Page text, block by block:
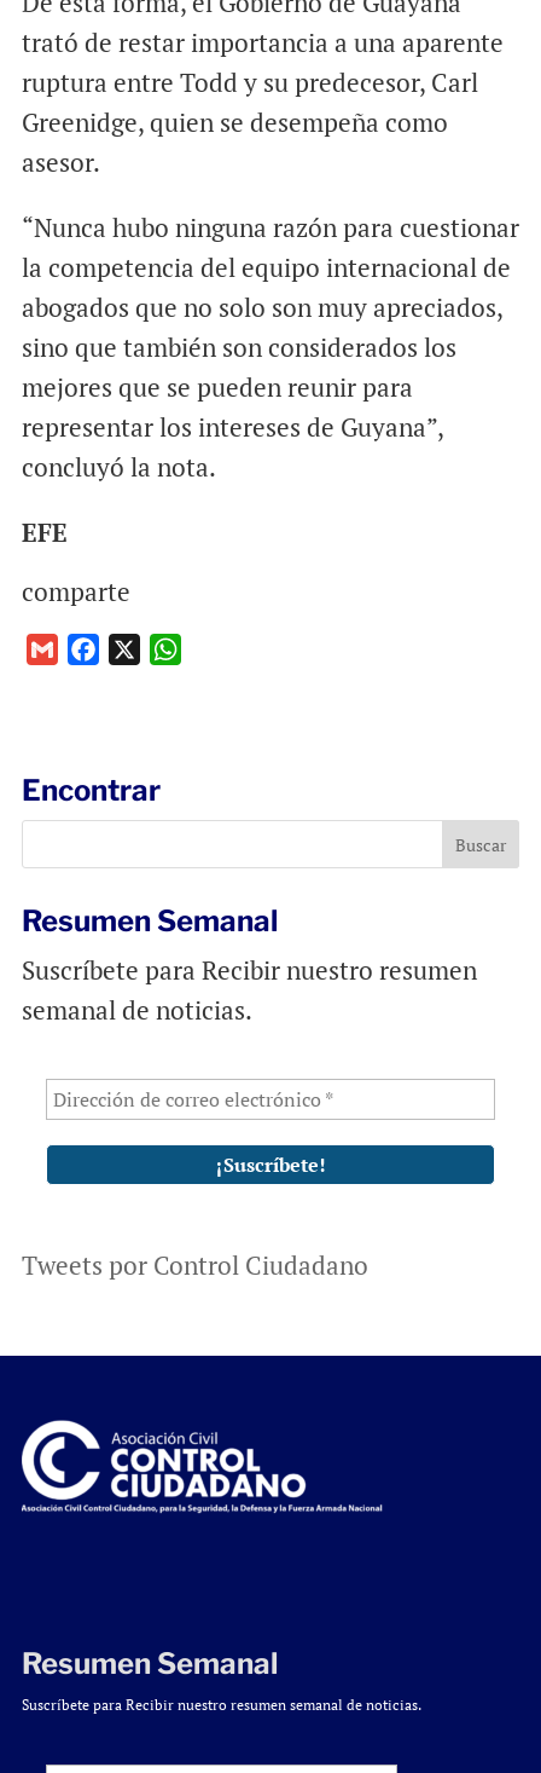
trató de restar importancia a una aparente
ruptura entre Todd y su predecesor, Carl
Greenidge, quien se desempeña como
asesor.
“Nunca hubo ninguna razón para cuestionar
la competencia del equipo internacional de
abogados que no solo son muy apreciados,
sino que también son considerados los
mejores que se pueden reunir para
representar los intereses de Guyana”,
concluyó la nota.
EFE
comparte
o
k
p
Encontrar
Resumen Semanal
Suscríbete para Recibir nuestro resumen
semanal de noticias.
Tweets por Control Ciudadano
Resumen Semanal
Suscríbete para Recibir nuestro resumen semanal de noticias.